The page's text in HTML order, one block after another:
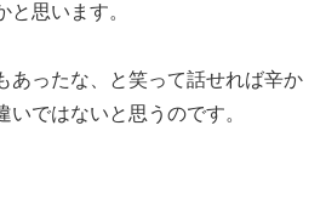
と思います。
あったな、と笑って話せれば辛か
いではないと思うのです。